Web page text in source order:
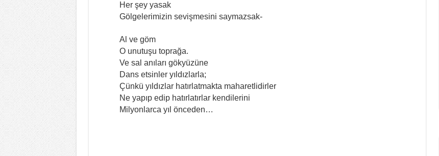
Her şey yasak
Gölgelerimizin sevişmesini saymazsak-
Al ve göm
O unutuşu toprağa.
Ve sal anıları gökyüzüne
Dans etsinler yıldızlarla;
Çünkü yıldızlar hatırlatmakta maharetlidirler
Ne yapıp edip hatırlatırlar kendilerini
Milyonlarca yıl önceden…